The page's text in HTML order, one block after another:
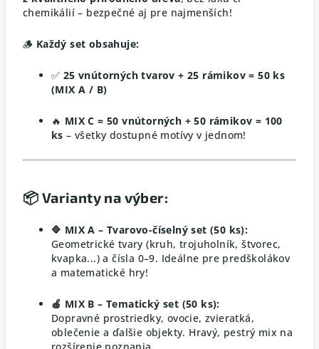
chemikálií – bezpečné aj pre najmenších!
🪵 Každý set obsahuje:
✅ 25 vnútorných tvarov + 25 rámikov = 50 ks
(MIX A / B)
🔥 MIX C = 50 vnútorných + 50 rámikov = 100
ks – všetky dostupné motívy v jednom!
📦 Varianty na výber:
🔷 MIX A – Tvarovo-číselný set (50 ks):
Geometrické tvary (kruh, trojuholník, štvorec,
kvapka...) a čísla 0–9. Ideálne pre predškolákov
a matematické hry!
🍎 MIX B – Tematický set (50 ks):
Dopravné prostriedky, ovocie, zvieratká,
oblečenie a ďalšie objekty. Hravý, pestrý mix na